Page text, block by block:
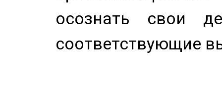
осознать свои
соответствующие